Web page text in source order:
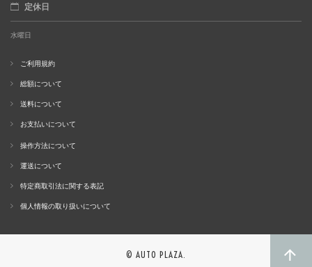
定休日
水曜日
ご利用規約
総額について
送料について
お支払いについて
操作方法について
運送について
特定商取引法に関する表記
個人情報の取り扱いについて
© AUTO PLAZA.